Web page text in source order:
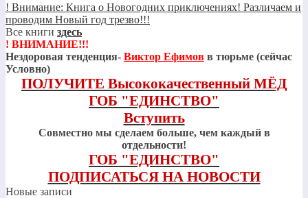
! Внимание: Книга о Новогодних приключениях! Различаем и
проводим Новый год трезво!!!
Все книги здесь
! ВНИМАНИЕ!!!
Нездоровая тенденция- Виктор Ефимов в тюрьме (сейчас
Условно)
ПОЛУЧИТЕ Высококачественный МЁД
ГОБ "ЕДИНСТВО"
Вступить
Совместно мы сделаем больше, чем каждый в
отдельности!
ГОБ "ЕДИНСТВО"
ПОДПИСАТЬСЯ НА НОВОСТИ
Новые записи